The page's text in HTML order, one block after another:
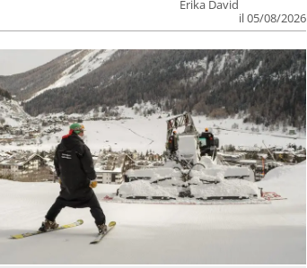
Erika David
il 05/08/2026